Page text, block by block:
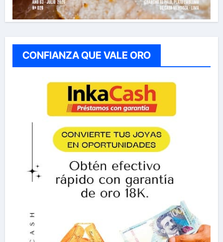
CONFIANZA QUE VALE ORO